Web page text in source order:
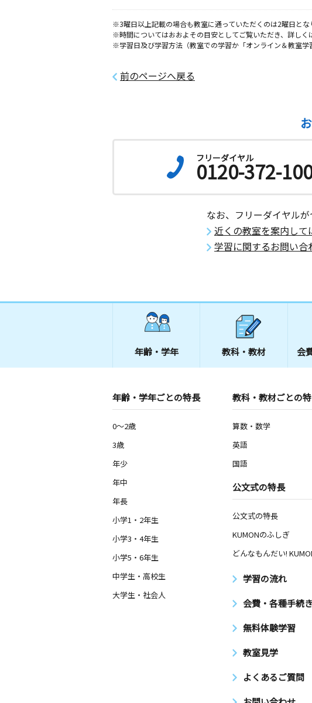
松山道後一万教室
月 火 水 木 金 土
日
3歳～高校生
愛媛県松山市道後樋又１－４ 石村ハイツ１階
松山中村教室
番町教室
火 水 木 金 土
2歳～高校生
愛媛県松山市三番町４丁目１－９ 城南ビル３階
※3曜日以上記載の場合も教室に通っていただくのは2曜日とな
※時間についてはおおよその目安としてご覧いただき、詳しく
※学習日及び学習方法（教室での学習か「オンライン＆教室学
前のページへ戻る
フリーダイヤル
0120-372-
なお、フリーダイヤル
近くの教室を案内して
学習に関するお問い合
年齢・学年 教科・教材 会
年齢・学年ごとの特長
0～2歳
3歳
年少
年中
年長
小学1・2年生
小学3・4年生
小学5・6年生
中学生・高校生
大学生・社会人
教科・教材ごとの
算数・数学
英語
国語
公文式の特長
公文式の特長
KUMONのふしぎ
どんなもんだい!
学習の流れ
会費・各種手続き
無料体験学習
教室見学
よくあるご質問